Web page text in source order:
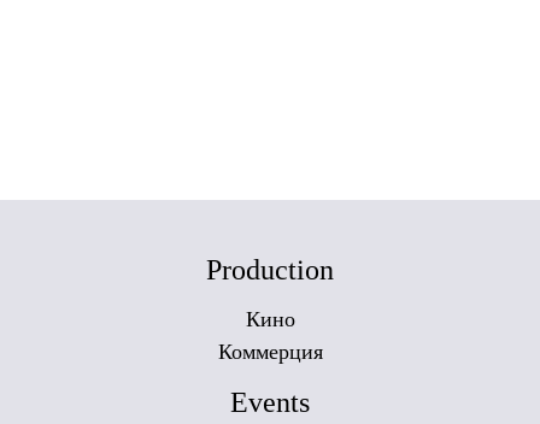
Production
Кино
Коммерция
Events